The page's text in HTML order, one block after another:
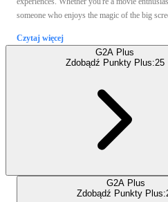
someone who enjoys the magic of the big
Czytaj więcej
G2A Plus
Zdobądź Punkty Plus:25
G2A Plus
Zdobądź Punkty Plus: